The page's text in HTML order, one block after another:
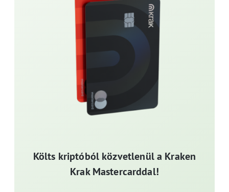
Költs kriptóból közvetlenül a Kraken
Krak Mastercarddal!